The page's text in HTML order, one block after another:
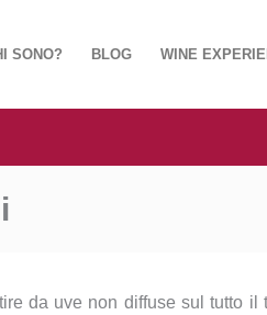
SONO? BLOG WINE
da uve non diffuse sul tutto il